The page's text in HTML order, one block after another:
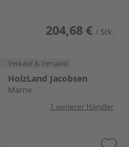
204,68 € / Stk.
Verkauf & Versand
HolzLand Jacobsen
Marne
1 weiterer Händler